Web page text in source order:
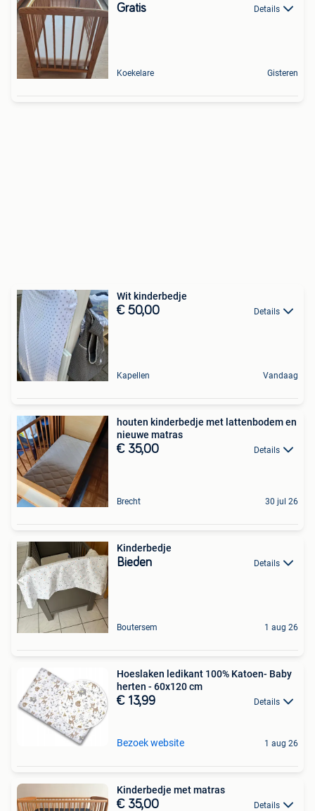
Gratis Details
Koekelare Gisteren
Wit kinderbedje
€ 50,00 Details
Kapellen Vandaag
houten kinderbedje met lattenbodem en
nieuwe matras
€ 35,00 Details
Brecht 30 jul 26
Kinderbedje
Bieden Details
Boutersem 1 aug 26
Hoeslaken ledikant 100% Katoen- Baby
herten - 60x120 cm
€ 13,99 Details
Bezoek website 1 aug 26
Kinderbedje met matras
€ 35,00 Details